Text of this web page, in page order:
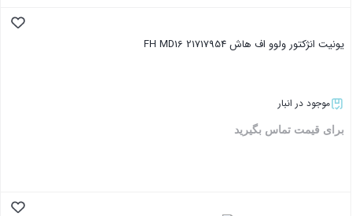
یونیت انژکتور ولوو اف هاش FH MD16 21717954
موجود در انبار
برای قیمت تماس بگیرید